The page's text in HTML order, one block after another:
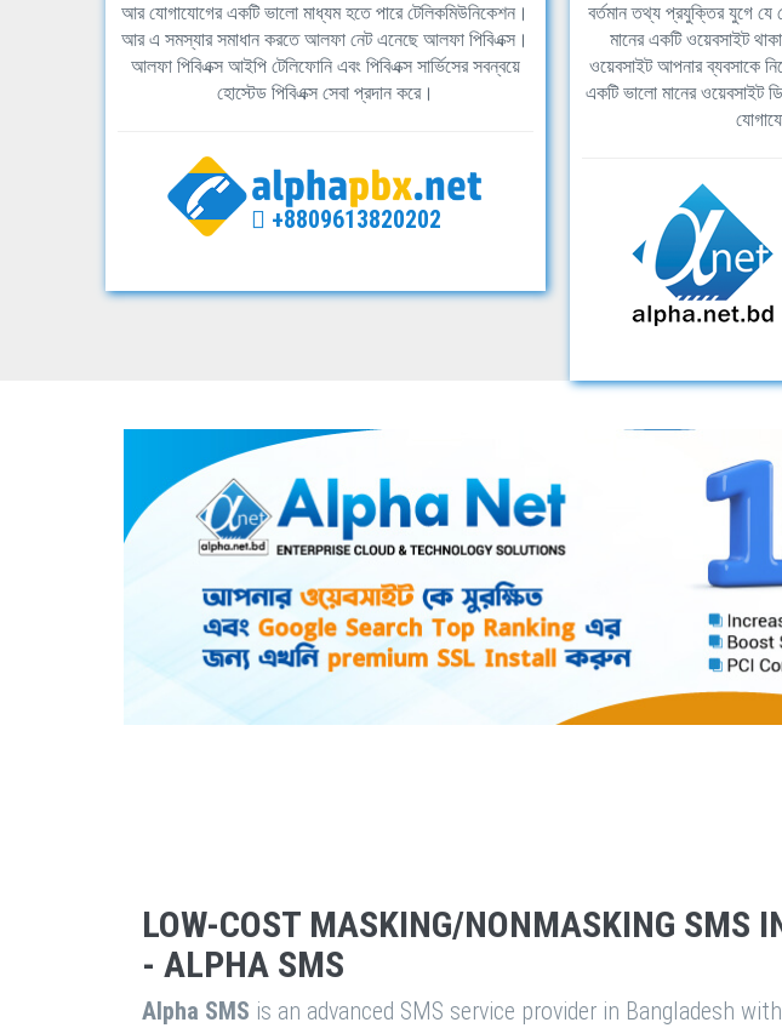
আর যোগাযোগের একটি ভালো মাধ্যম হতে পারে টেলিকমিউনিকেশন।
আর এ সমস্যার সমাধান করতে আলফা নেট এনেছে আলফা পিবিএক্স।
আলফা পিবিএক্স আইপি টেলিফোনি এবং পিবিএক্স সার্ভিসের সবন্বয়ে
হোস্টেড পিবিএক্স সেবা প্রদান করে।
+8809613820202
বর্তমান তথ্য প্রযুক্তির যুগে যে
মানের একটি ওয়েবসাইট
ওয়েবসাইট আপনার ব্যবসাকে
একটি ভালো মানের
LOW-COST MASKING/NONMASKING SMS
- ALPHA SMS
Alpha SMS is an advanced SMS service provider in Bangladesh